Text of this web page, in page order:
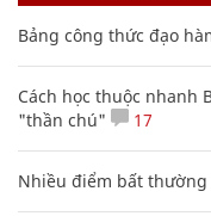
Bảng công thức đạo
Cách học thuộc nhanh
"thần chú"
17
Nhiều điểm bất thường